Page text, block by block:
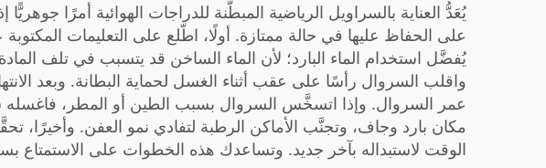
يُعَدُّ العناية بالسراويل الرياضية المبطَّنة للدراجات الهوائية أمرًا
على الحفاظ عليها في حالة ممتازة. أولًا، اطّلع على التعليمات
يُفضَّل استخدام الماء البارد؛ لأن الماء الساخن قد يتسبب في تلف
واقلب السروال رأسًا على عقب أثناء الغسل لحماية البطانة. وبعد
عمر السروال. وإذا اتسخَّس السروال بسبب الطين أو المطر، فاغسله
مكان بارد وجاف، وتجنَّب الأماكن الرطبة لتفادي نمو العفن.
الوقت لاستبداله بآخر جديد. وتساعدك هذه الخطوات على الاستمتاع